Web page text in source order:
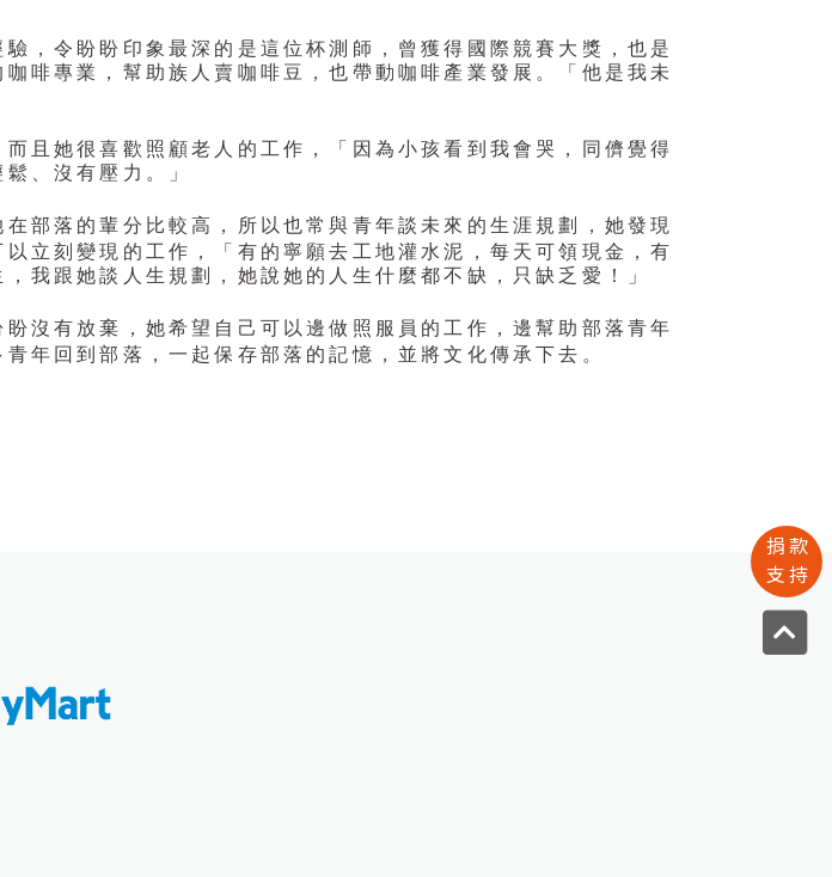
捐款
支持
，令盼盼印象最深的是這位杯測師，曾獲得國際競賽大獎，也是
啡專業，幫助族人賣咖啡豆，也帶動咖啡產業發展。「他是我未
且她很喜歡照顧老人的工作，「因為小孩看到我會哭，同儕覺得
、沒有壓力。」
在部落的輩分比較高，所以也常與青年談未來的生涯規劃，她發現
立刻變現的工作，「有的寧願去工地灌水泥，每天可領現金，有
我跟她談人生規劃，她說她的人生什麼都不缺，只缺乏愛！」
盼沒有放棄，她希望自己可以邊做照服員的工作，邊幫助部落青年
年回到部落，一起保存部落的記憶，並將文化傳承下去。